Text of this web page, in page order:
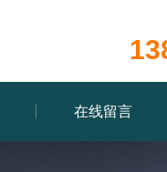
在线留言